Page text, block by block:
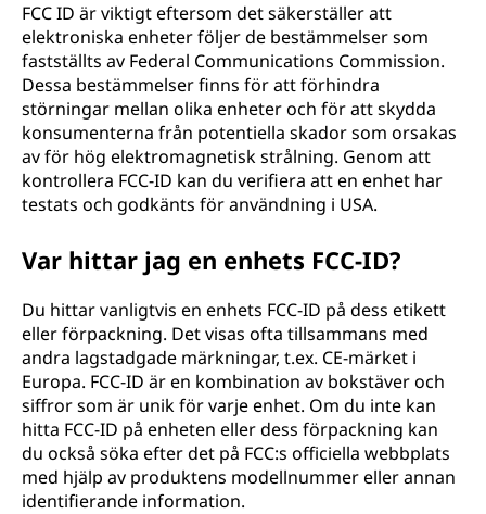
FCC ID är viktigt eftersom det säkerställer att
elektroniska enheter följer de bestämmelser som
fastställts av Federal Communications Commission.
Dessa bestämmelser finns för att förhindra
störningar mellan olika enheter och för att skydda
konsumenterna från potentiella skador som orsakas
av för hög elektromagnetisk strålning. Genom att
kontrollera FCC-ID kan du verifiera att en enhet har
testats och godkänts för användning i USA.
Var hittar jag en enhets FCC-ID?
Du hittar vanligtvis en enhets FCC-ID på dess etikett
eller förpackning. Det visas ofta tillsammans med
andra lagstadgade märkningar, t.ex. CE-märket i
Europa. FCC-ID är en kombination av bokstäver och
siffror som är unik för varje enhet. Om du inte kan
hitta FCC-ID på enheten eller dess förpackning kan
du också söka efter det på FCC:s officiella webbplats
med hjälp av produktens modellnummer eller annan
identifierande information.